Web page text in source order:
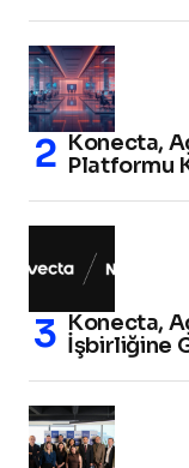
Konecta,
Platformu
Konecta,
İşbirliğine